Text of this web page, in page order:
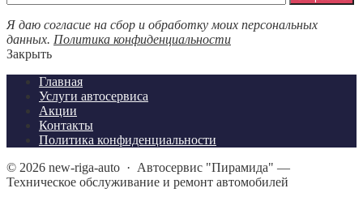
Я даю согласие на сбор и обработку моих персональных
данных. Политика конфиденциальности
Закрыть
Главная
Услуги автосервиса
Акции
Контакты
Политика конфиденциальности
© 2026 new-riga-auto · Автосервис "Пирамида" —
Техническое обслуживание и ремонт автомобилей